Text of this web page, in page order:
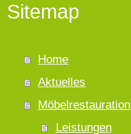
Sitemap
Home
Aktuelles
Möbelrestauration
Leistungen